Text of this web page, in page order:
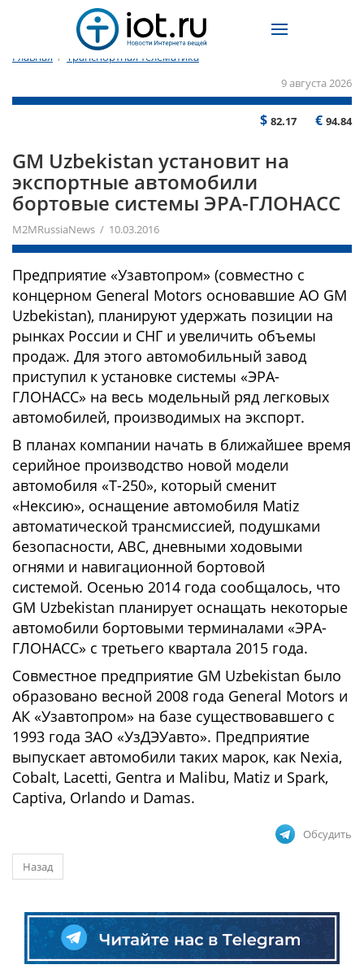
Главная /
Транспортная телематика
9 августа 2026
$ 82.17 € 94.84
​GM Uzbekistan установит на
экспортные автомобили
бортовые системы ЭРА-ГЛОНАСС
M2MRussiaNews / 10.03.2016
Предприятие «Узавтопром» (совместно с
концерном General Motors основавшие АО GM
Uzbekistan), планируют удержать позиции на
рынках России и СНГ и увеличить объемы
продаж. Для этого автомобильный завод
приступил к установке системы «ЭРА-
ГЛОНАСС» на весь модельный ряд легковых
автомобилей, производимых на экспорт.
В планах компании начать в ближайшее время
серийное производство новой модели
автомобиля «Т-250», который сменит
«Нексию», оснащение автомобиля Matiz
автоматической трансмиссией, подушками
безопасности, АВС, дневными ходовыми
огнями и навигационной бортовой
системой. Осенью 2014 года сообщалось, что
GM Uzbekistan планирует оснащать некоторые
автомобили бортовыми терминалами «ЭРА-
ГЛОНАСС» с третьего квартала 2015 года.
Совместное предприятие GM Uzbekistan было
образовано весной 2008 года General Motors и
АК «Узавтопром» на базе существовавшего с
1993 года ЗАО «УзДЭУавто». Предприятие
выпускает автомобили таких марок, как Nexia,
Cobalt, Lacetti, Gentra и Malibu, Matiz и Spark,
Captiva, Orlando и Damas.
Обсудить
Назад